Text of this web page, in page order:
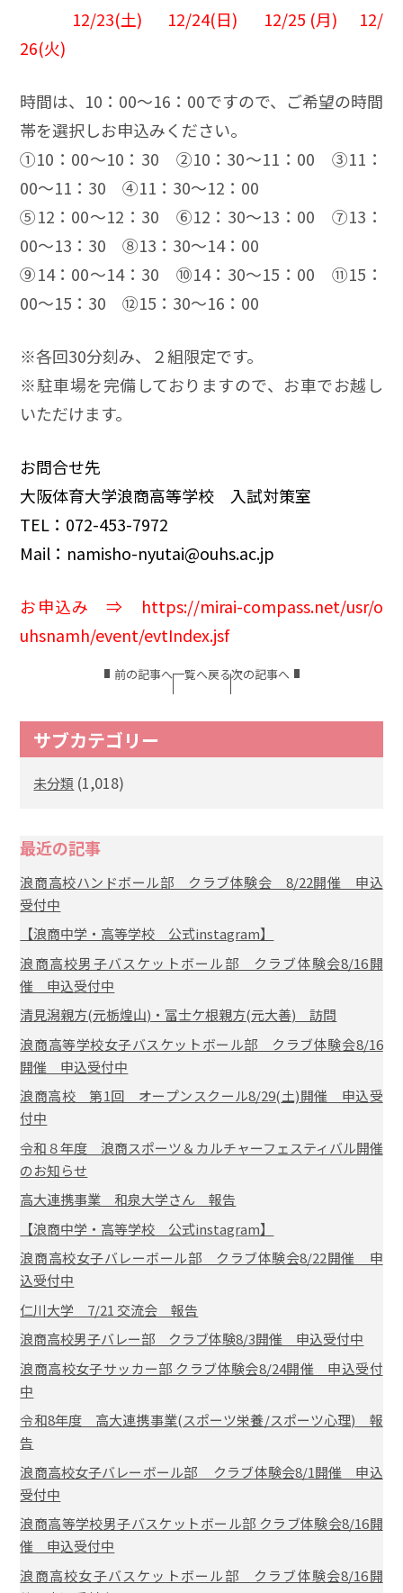
12/23(土) 12/24(日) 12/25 (月) 12/
26(火)
時間は、10：00～16：00ですので、ご希望の時間
帯を選択しお申込みください。
➀10：00～10：30 ➁10：30～11：00 ③11：
00～11：30 ④11：30～12：00
⑤12：00～12：30 ⑥12：30～13：00 ⑦13：
00～13：30 ⑧13：30～14：00
⑨14：00～14：30 ⑩14：30～15：00 ⑪15：
00～15：30 ⑫15：30～16：00
※各回30分刻み、２組限定です。
※駐車場を完備しておりますので、お車でお越し
いただけます。
お問合せ先
大阪体育大学浪商高等学校 入試対策室
TEL：072-453-7972
Mail：namisho-nyutai@ouhs.ac.jp
お申込み ⇒ https://mirai-compass.net/usr/o
uhsnamh/event/evtIndex.jsf
前の記事へ一覧へ戻る次の記事へ
サブカテゴリー
未分類 (1,018)
最近の記事
浪商高校ハンドボール部 クラブ体験会 8/22開催 申込
受付中
【浪商中学・高等学校 公式instagram】
浪商高校男子バスケットボール部 クラブ体験会8/16開
催 申込受付中
清見潟親方(元栃煌山)・冨士ケ根親方(元大善) 訪問
浪商高等学校女子バスケットボール部 クラブ体験会8/16
開催 申込受付中
浪商高校 第1回 オープンスクール8/29(土)開催 申込受
付中
令和８年度 浪商スポーツ＆カルチャーフェスティバル開催
のお知らせ
高大連携事業 和泉大学さん 報告
【浪商中学・高等学校 公式instagram】
浪商高校女子バレーボール部 クラブ体験会8/22開催 申
込受付中
仁川大学 7/21 交流会 報告
浪商高校男子バレー部 クラブ体験8/3開催 申込受付中
浪商高校女子サッカー部 クラブ体験会8/24開催 申込受付
中
令和8年度 高大連携事業(スポーツ栄養/スポーツ心理) 報
告
浪商高校女子バレーボール部 クラブ体験会8/1開催 申込
受付中
浪商高等学校男子バスケットボール部 クラブ体験会8/16開
催 申込受付中
浪商高校女子バスケットボール部 クラブ体験会8/16開